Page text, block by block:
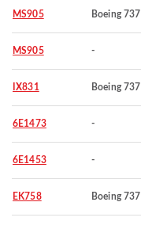
MS905 Boeing 737
MS905 -
IX831 Boeing 737
6E1473 -
6E1453 -
EK758 Boeing 737